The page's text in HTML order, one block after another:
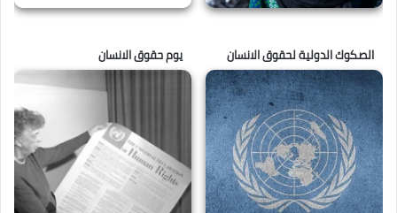
الصكوك الدولية لحقوق الانسان يوم حقوق الانسان